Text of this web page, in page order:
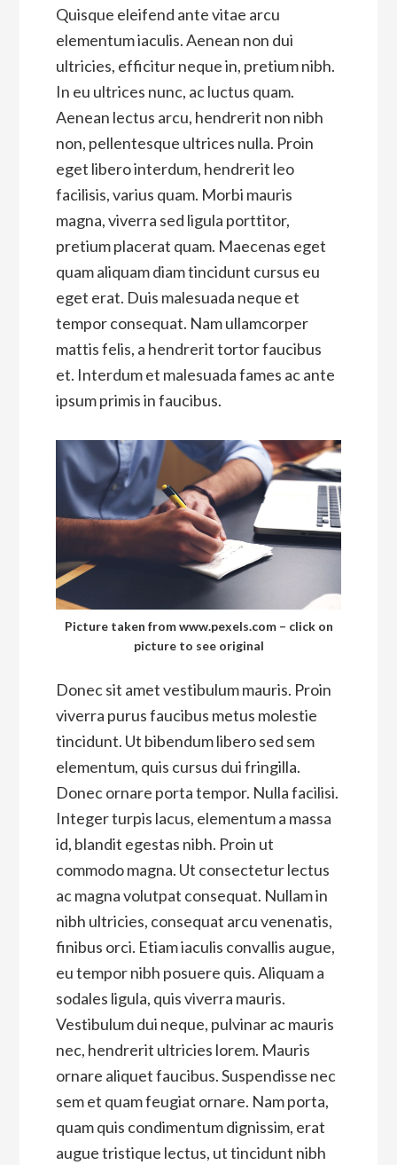
Quisque eleifend ante vitae arcu
elementum iaculis. Aenean non dui
ultricies, efficitur neque in, pretium nibh.
In eu ultrices nunc, ac luctus quam.
Aenean lectus arcu, hendrerit non nibh
non, pellentesque ultrices nulla. Proin
eget libero interdum, hendrerit leo
facilisis, varius quam. Morbi mauris
magna, viverra sed ligula porttitor,
pretium placerat quam. Maecenas eget
quam aliquam diam tincidunt cursus eu
eget erat. Duis malesuada neque et
tempor consequat. Nam ullamcorper
mattis felis, a hendrerit tortor faucibus
et. Interdum et malesuada fames ac ante
ipsum primis in faucibus.
Picture taken from www.pexels.com – click on
picture to see original
Donec sit amet vestibulum mauris. Proin
viverra purus faucibus metus molestie
tincidunt. Ut bibendum libero sed sem
elementum, quis cursus dui fringilla.
Donec ornare porta tempor. Nulla facilisi.
Integer turpis lacus, elementum a massa
id, blandit egestas nibh. Proin ut
commodo magna. Ut consectetur lectus
ac magna volutpat consequat. Nullam in
nibh ultricies, consequat arcu venenatis,
finibus orci. Etiam iaculis convallis augue,
eu tempor nibh posuere quis. Aliquam a
sodales ligula, quis viverra mauris.
Vestibulum dui neque, pulvinar ac mauris
nec, hendrerit ultricies lorem. Mauris
ornare aliquet faucibus. Suspendisse nec
sem et quam feugiat ornare. Nam porta,
quam quis condimentum dignissim, erat
augue tristique lectus, ut tincidunt nibh